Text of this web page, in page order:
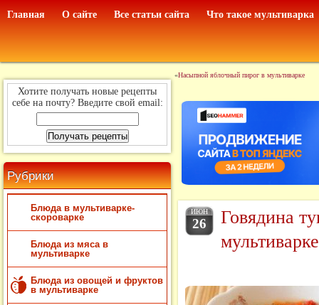
Главная О сайте Все статьи сайта Что такое мультиварка
Хотите получать новые рецепты
себе на почту? Введите свой email:
Рубрики
Блюда в мультиварке-
скороварке
Блюда из мяса в
мультиварке
Блюда из овощей и фруктов
в мультиварке
«Насыпной яблочный пирог в мультиварке
ИЮН
26
Говядина
мультиварке